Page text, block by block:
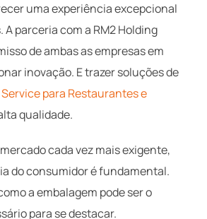
uma experiência excepcional
parceria com a RM2 Holding
de ambas as empresas em
inovação. E trazer soluções de
para Restaurantes e
qualidade.
cada vez mais exigente,
do consumidor é fundamental.
a embalagem pode ser o
para se destacar.